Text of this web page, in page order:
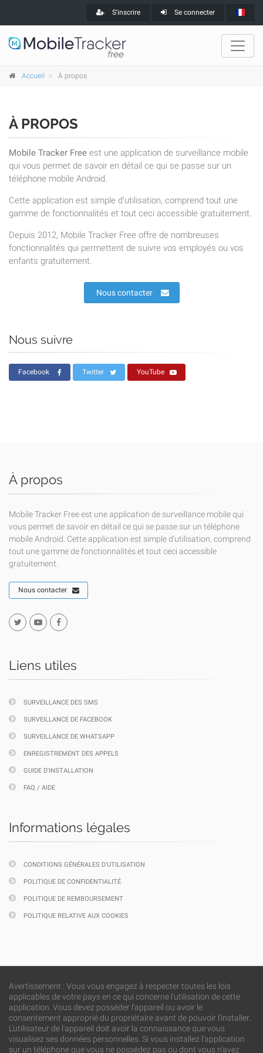
S'inscrire Se connecter
Accueil À propos
À PROPOS
Mobile Tracker Free est une application de surveillance mobile
qui vous permet de savoir en détail ce qui se passe sur un
téléphone mobile Android.
Cette application est simple d'utilisation, comprend tout une
gamme de fonctionnalités et tout ceci accessible gratuitement.
Depuis 2012, Mobile Tracker Free offre de nombreuses
fonctionnalités qui permettent de suivre vos employés ou vos
enfants gratuitement.
Nous contacter
Nous suivre
Facebook Twitter YouTube
À propos
Mobile Tracker Free est une application de surveillance mobile qui
vous permet de savoir en détail ce qui se passe sur un téléphone
mobile Android. Cette application est simple d'utilisation, comprend
tout une gamme de fonctionnalités et tout ceci accessible
gratuitement.
Nous contacter
Liens utiles
SURVEILLANCE DES SMS
SURVEILLANCE DE FACEBOOK
SURVEILLANCE DE WHATSAPP
ENREGISTREMENT DES APPELS
GUIDE D'INSTALLATION
FAQ / AIDE
Informations légales
CONDITIONS GÉNÉRALES D'UTILISATION
POLITIQUE DE CONFIDENTIALITÉ
POLITIQUE DE REMBOURSEMENT
POLITIQUE RELATIVE AUX COOKIES
Avertissement : Vous vous engagez à respecter toutes les lois
applicables de votre pays en ce qui concerne l'utilisation de cette
application. Vous devez posséder l'appareil ou avoir le
consentement approprié du propriétaire avant de pouvoir l'installer.
L'utilisateur de l'appareil doit avoir la connaissance que vous
visualisez ses données personnelles. Si vous installez l'application
sur un téléphone que vous ne possédez pas ou dont vous n'avez